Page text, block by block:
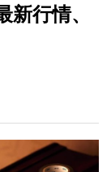
新行情、